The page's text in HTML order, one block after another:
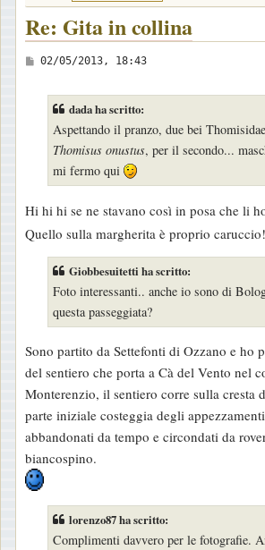
Re: Gita in collina
M
i
o
02/05/2013, 18:43
dada ha scritto:
Aspettando il pranzo, due bei
Thomisus onustus, per il secondo...
mi fermo qui
Hi hi hi se ne stavano così in posa che li
Quello sulla margherita è proprio caruccio!
Giobbesuitetti ha scritto:
Foto interessanti.. anche io sono di
questa passeggiata?
Sono partito da Settefonti di Ozzano e ho
del sentiero che porta a Cà del Vento nel
Monterenzio, il sentiero corre sulla cresta
parte iniziale costeggia degli
abbandonati da tempo e circondati da
biancospino.
lorenzo87 ha scritto:
Complimenti davvero per le fotografie.